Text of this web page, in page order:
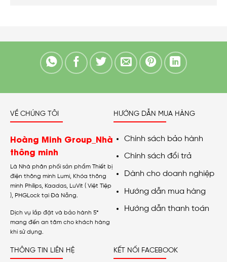
VỀ CHÚNG TÔI
Hoàng Minh Group_Nhà
thông minh
Là Nhà phân phối sản phẩm Thiết bị
điện thông minh Lumi, Khóa thông
minh Philips, Kaadas, LuVit ( Việt Tiệp
), PHGLock tại Đà Nẵng.
Dịch vụ lắp đặt và bảo hành 5*
mang đến an tâm cho khách hàng
khi sử dụng.
HƯỚNG DẪN MUA HÀNG
Chính sách bảo hành
Chính sách đổi trả
Dành cho doanh nghiệp
Hướng dẫn mua hàng
Hướng dẫn thanh toán
THÔNG TIN LIÊN HỆ KẾT NỐI FACEBOOK